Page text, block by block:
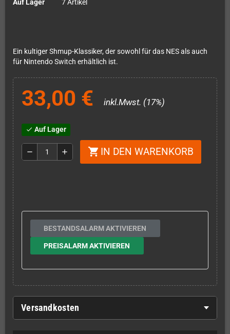
Auf Lager
7 Artikel
Ein kultiger Shmup-Klassiker, der sowohl für das NES als auch
für Nintendo Switch erhältlich ist.
33,00 € inkl.Mwst. (17%)
check Auf Lager
remove add shopping_cart IN DEN WARENKORB
BESTANDSALARM AKTIVIEREN
PREISALARM AKTIVIEREN
Versandkosten